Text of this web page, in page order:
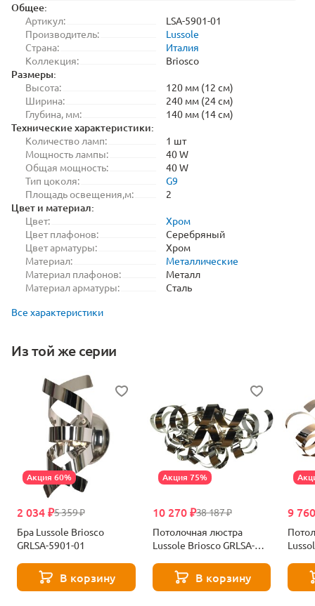
Общее:
Артикул:
LSA-5901-01
Производитель:
Lussole
Страна:
Италия
Коллекция:
Briosco
Размеры:
Высота:
120 мм (12 см)
Ширина:
240 мм (24 см)
Глубина, мм:
140 мм (14 см)
Технические характеристики:
Количество ламп:
1 шт
Мощность лампы:
40 W
Общая мощность:
40 W
Тип цоколя:
G9
Площадь освещения,м:
2
Цвет и материал:
Цвет:
Хром
Цвет плафонов:
Серебряный
Цвет арматуры:
Хром
Материал:
Металлические
Материал плафонов:
Металл
Материал арматуры:
Сталь
Все характеристики
Из той же серии
Акция 60%
5 359 ₽
2 034 ₽
Бра Lussole Briosco
GRLSA-5901-01
В корзину
Акция 75%
38 187 ₽
10 270 ₽
Потолочная люстра
Lussole Briosco GRLSA-
В корзину
9
Lussole Briosco